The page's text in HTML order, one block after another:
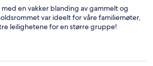
en vakker blanding av gammelt og
var ideelt for våre familiemøter,
leilighetene for en større gruppe!